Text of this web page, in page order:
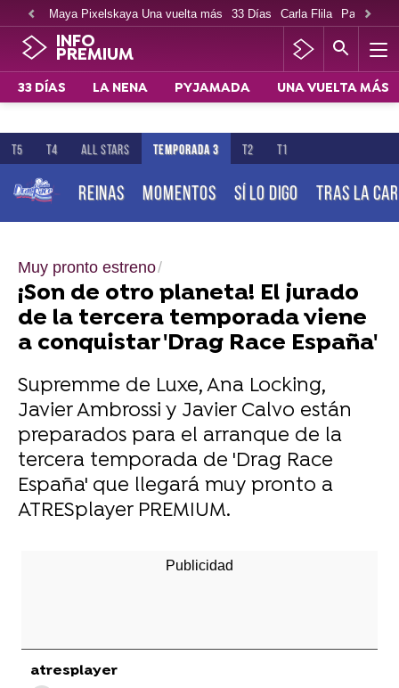
Maya Pixelskaya Una vuelta más 33 Días Carla Flila Paco
INFO
PREMIUM
33 DÍAS LA NENA PYJAMADA UNA VUELTA MÁS
T5 T4 ALL STARS TEMPORADA 3 T2 T1
REINAS MOMENTOS SÍ LO DIGO TRAS LA
Muy pronto estreno
¡Son de otro planeta! El jurado
de la tercera temporada viene
a conquistar 'Drag Race España'
Supremme de Luxe, Ana Locking,
Javier Ambrossi y Javier Calvo están
preparados para el arranque de la
tercera temporada de 'Drag Race
España' que llegará muy pronto a
ATRESplayer PREMIUM.
atresplayer